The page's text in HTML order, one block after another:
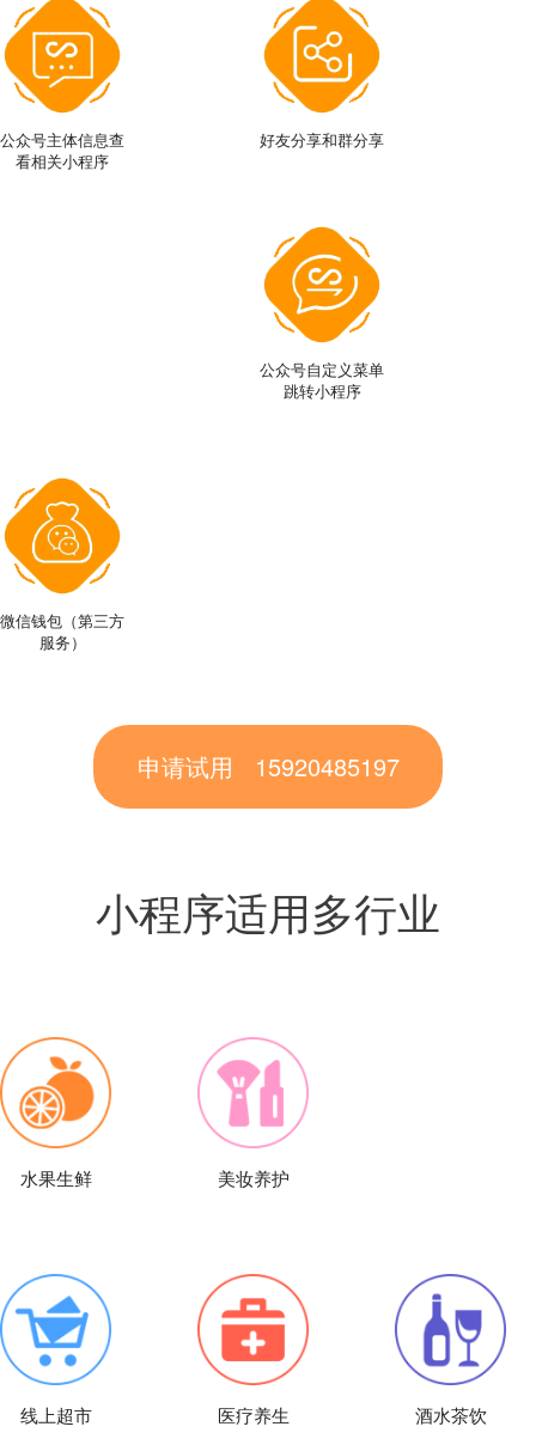
公众号主体信息查
看相关小程序
好友分享和群分享
公众号自定义菜单
跳转小程序
微信钱包（第三方
服务）
申请试用 15920485197
小程序适用多行业
水果生鲜 美妆养护
线上超市 医疗养生 酒水茶饮